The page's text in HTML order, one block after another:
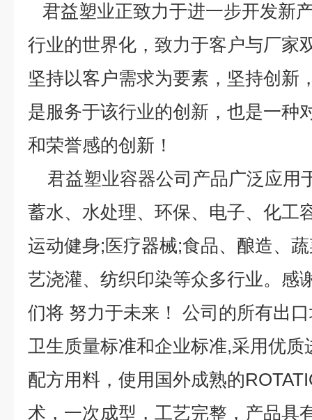
君益塑业正致力于进一步开发新
行业的世界化，致力于客户与厂家
坚持以客户需求为要素，坚持创新
是服务于该行业的创新，也是一种
和荣誉感的创新！
君益塑业容器公司产品广泛应用
蓄水、水处理、环保、电子、化工
运动健身;医疗器械;食品、酿造、
艺浇灌、纺织印染等众多行业。感
们将 努力于未来！ 公司的所有出
卫生质量标准和企业标准,采用优
配方用料，使用国外成熟的
术，一次成型，工艺完整，产品具